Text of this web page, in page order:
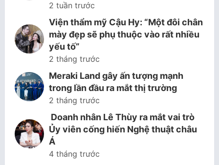
2 tuần trước
Viện thẩm mỹ Cậu Hy: “Một đôi chân
mày đẹp sẽ phụ thuộc vào rất nhiều
yếu tố”
2 tháng trước
Meraki Land gây ấn tượng mạnh
trong lần đầu ra mắt thị trường
2 tháng trước
Doanh nhân Lê Thùy ra mắt vai trò
Ủy viên cống hiến Nghệ thuật châu
Á
4 tháng trước